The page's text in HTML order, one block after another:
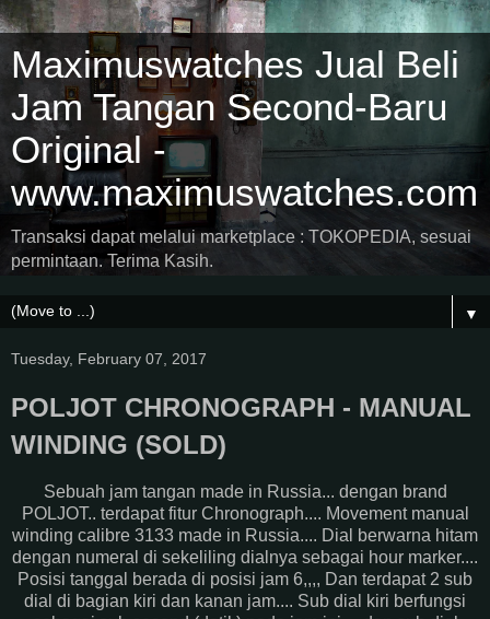
Maximuswatches Jual Beli
Jam Tangan Second-Baru
Original -
www.maximuswatches.com
Transaksi dapat melalui marketplace : TOKOPEDIA, sesuai
permintaan. Terima Kasih.
▼
Tuesday, February 07, 2017
POLJOT CHRONOGRAPH - MANUAL
WINDING (SOLD)
Sebuah jam tangan made in Russia... dengan brand
POLJOT.. terdapat fitur Chronograph.... Movement manual
winding calibre 3133 made in Russia.... Dial berwarna hitam
dengan numeral di sekeliling dialnya sebagai hour marker....
Posisi tanggal berada di posisi jam 6,,,, Dan terdapat 2 sub
dial di bagian kiri dan kanan jam.... Sub dial kiri berfungsi